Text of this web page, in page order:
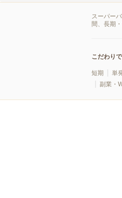
スーパー
間、長期
こだわり
短期 単
副業・